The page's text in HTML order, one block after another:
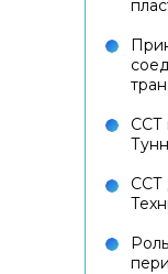
ССТ
ССТ